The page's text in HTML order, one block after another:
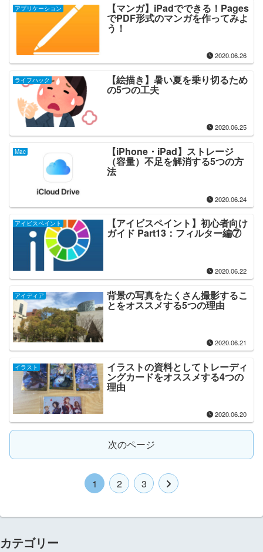
アプリケーション 【マンガ】iPadでできる！Pages
でPDF形式のマンガを作ってみよ
う！
2020.06.26
ライフハック 【絵描き】暑い夏を乗り切るため
の5つの工夫
2020.06.25
Mac 【iPhone・iPad】ストレージ
（容量）不足を解消する5つの方
法
2020.06.24
アイビスペイント 【アイビスペイント】初心者向け
ガイド Part13：フィルター編⑦
2020.06.22
アイディア 背景の写真をたくさん撮影するこ
とをオススメする5つの理由
2020.06.21
イラスト イラストの資料としてトレーディ
ングカードをオススメする4つの
理由
2020.06.20
次のページ
1 2 3
カテゴリー